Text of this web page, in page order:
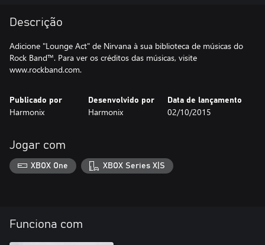
Descrição
Adicione "Lounge Act" de Nirvana à sua biblioteca de músicas do
Rock Band™. Para ver os créditos das músicas, visite
www.rockband.com.
Publicado por
Harmonix
Desenvolvido por
Harmonix
Data de lançamento
02/10/2015
Jogar com
XBOX One XBOX Series X|S
Funciona com